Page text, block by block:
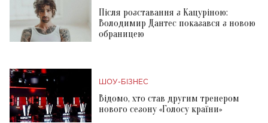
Після розставання з Кацуріною:
Володимир Дантес показався з новою
обраницею
ШОУ-БІЗНЕС
Відомо, хто став другим тренером
нового сезону «Голосу країни»